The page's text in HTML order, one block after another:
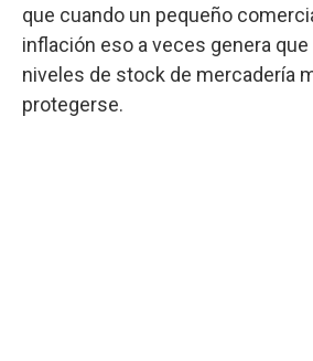
que cuando un pequeño
inflación eso a veces genera
niveles de stock de mercadería
protegerse.